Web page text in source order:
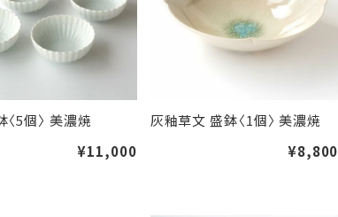
〈5個〉 美濃焼
¥11,000
灰釉草文 盛鉢〈1個〉 美濃焼
¥8,800